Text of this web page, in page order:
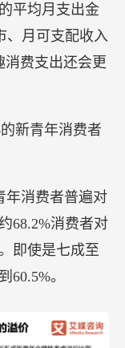
平均月支出金
、月可支配收入
消费支出还会更
新青年消费者
年消费者普遍对
68.2%消费者对
即使是七成至
60.5%。